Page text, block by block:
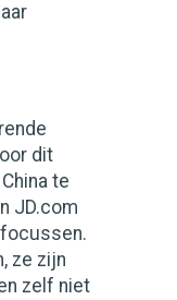
dit
te
JD.com
ze zijn
zelf niet